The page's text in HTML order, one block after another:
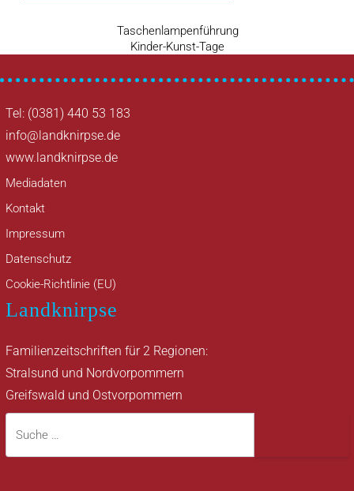
Beitragsnavigation
Vorheriger
Beitrag
Taschenlampenführung
Nächster
Kinder-Kunst-Tage
Tel: (0381) 440 53 183
info@landknirpse.de
www.landknirpse.de
Mediadaten
Kontakt
Impressum
Datenschutz
Cookie-Richtlinie (EU)
Landknirpse
Familienzeitschriften für 2 Regionen:
Stralsund und Nordvorpommern
Greifswald und Ostvorpommern
Suche